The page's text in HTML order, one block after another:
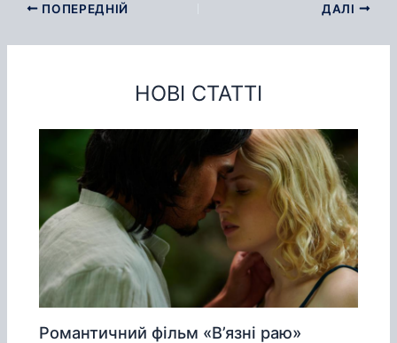
ПОПЕРЕДНІЙ ДАЛІ
НОВІ СТАТТІ
Романтичний фільм «В’язні раю»